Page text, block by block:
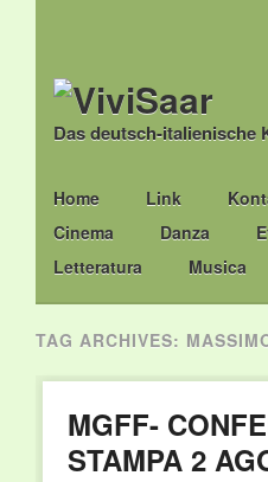
Das deutsch-italienische
Main menu
Skip
to
content
Home Link
Cinema
Danza
Letteratura
Musica
TAG ARCHIVES:
MGFF-
STAMPA 2